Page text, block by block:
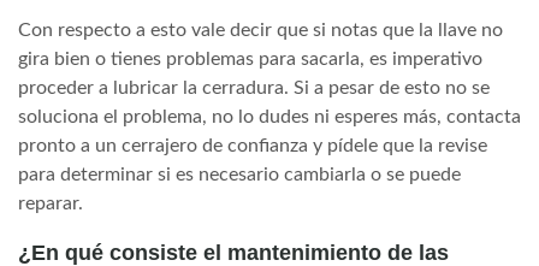
Con respecto a esto vale decir que si notas que la llave no
gira bien o tienes problemas para sacarla, es imperativo
proceder a lubricar la cerradura. Si a pesar de esto no se
soluciona el problema, no lo dudes ni esperes más, contacta
pronto a un cerrajero de confianza y pídele que la revise
para determinar si es necesario cambiarla o se puede
reparar.
¿En qué consiste el mantenimiento de las